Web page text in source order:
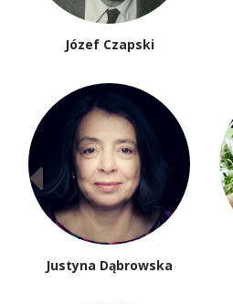
Józef Czapski
Justyna Dąbrowska